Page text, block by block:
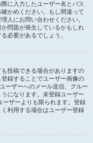
に入力したユーザー名とパス
かめください。もし間違って
人にお問い合わせください。
問題が発生しているかもしれ
必要があるでしょう。
投稿できる場合がありますの
録することでユーザー画像の
ーザーへのメール送信、グルー
になります。未登録ユーザー
ーザーよりも限られます。登録
利用する場合はユーザー登録